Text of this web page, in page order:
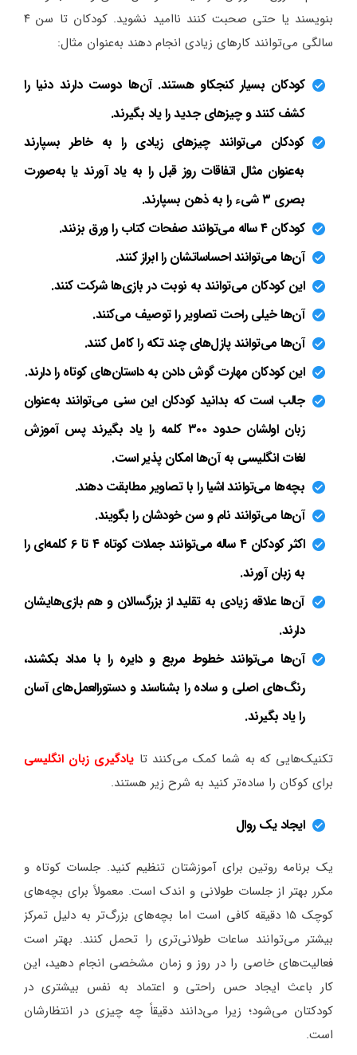
بنویسند یا حتی صحبت کنند ناامید نشوید. کودکان تا سن ۴
سالگی می‌توانند کارهای زیادی انجام دهند به‌عنوان مثال:
کودکان بسیار کنجکاو هستند. آن‌ها دوست دارند دنیا را
کشف کنند و چیزهای جدید را یاد بگیرند.
کودکان می‌توانند چیزهای زیادی را به خاطر بسپارند
به‌عنوان مثال اتفاقات روز قبل را به یاد آورند یا به‌صورت
بصری ۳ شی‌ء را به ذهن بسپارند.
کودکان ۴ ساله می‌توانند صفحات کتاب را ورق بزنند.
آن‌ها می‌توانند احساساتشان را ابراز کنند.
این کودکان می‌توانند به نوبت در بازی‌ها شرکت کنند.
آن‌ها خیلی راحت تصاویر را توصیف می‌کنند.
آن‌ها می‌توانند پازل‌های چند تکه را کامل کنند.
این کودکان مهارت گوش دادن به داستان‌های کوتاه را دارند.
جالب است که بدانید کودکان این سنی می‌توانند به‌عنوان
زبان اولشان حدود ۳۰۰ کلمه را یاد بگیرند پس آموزش
لغات انگلیسی به آن‌ها امکان پذیر است.
بچه‌ها می‌توانند اشیا را با تصاویر مطابقت دهند.
آن‌ها می‌توانند نام و سن خودشان را بگویند.
اکثر کودکان ۴ ساله می‌توانند جملات کوتاه ۴ تا ۶ کلمه‌ای را
به زبان آورند.
آن‌ها علاقه زیادی به تقلید از بزرگسالان و هم بازی‌هایشان
دارند.
آن‌ها می‌توانند خطوط مربع و دایره را با مداد بکشند،
رنگ‌های اصلی و ساده را بشناسند و دستورالعمل‌های آسان
را یاد بگیرند.
تکنیک‌هایی که به شما کمک می‌کنند تا یادگیری زبان انگلیسی
برای کوکان را ساده‌تر کنید به شرح زیر هستند.
ایجاد یک روال
یک برنامه روتین برای آموزشتان تنظیم کنید. جلسات کوتاه و
مکرر بهتر از جلسات طولانی و اندک است. معمولاً برای بچه‌های
کوچک ۱۵ دقیقه کافی است اما بچه‌های بزرگ‌تر به دلیل تمرکز
بیشتر می‌توانند ساعات طولانی‌تری را تحمل کنند. بهتر است
فعالیت‌های خاصی را در روز و زمان مشخصی انجام دهید، این
کار باعث ایجاد حس راحتی و اعتماد به نفس بیشتری در
کودکتان می‌شود؛ زیرا می‌دانند دقیقاً چه چیزی در انتظارشان
است.